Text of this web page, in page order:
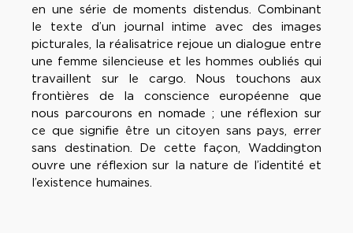
en une série de moments distendus. Combinant
le texte d’un journal intime avec des images
picturales, la réalisatrice rejoue un dialogue entre
une femme silencieuse et les hommes oubliés qui
travaillent sur le cargo. Nous touchons aux
frontières de la conscience européenne que
nous parcourons en nomade ; une réflexion sur
ce que signifie être un citoyen sans pays, errer
sans destination. De cette façon, Waddington
ouvre une réflexion sur la nature de l’identité et
l’existence humaines.